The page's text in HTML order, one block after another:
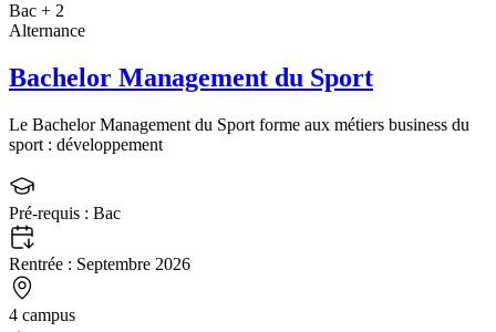
Bac + 2
Alternance
Bachelor Management du Sport
Le Bachelor Management du Sport forme aux métiers business du
sport : développement
Pré-requis : Bac
Rentrée : Septembre 2026
4 campus